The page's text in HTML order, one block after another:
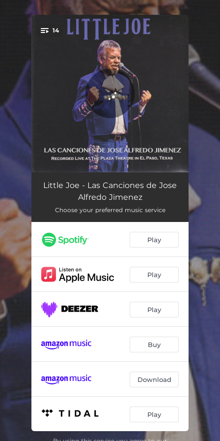
You're all set!
14
Introduction - Live 08:53
La Traicionera - Live
Pa' Todo el Año - Live 03:56
La Bola Negra - Live 03:36
Ni el Dinero Ni Nada - Live 04:12
Paloma Querida - Live 04:16
Cuatro Caminos - Live 03:41
Los Compadres: Joke 4 - Live 01:16
La Mano de Dios - Live 04:09
Los Compadres: Joke 5 - Live 01:36
La Media Vuelta - Live
Ella - Live 05:26
Little Joe - Las Canciones de Jose
Alfredo Jimenez
Choose your preferred music service
Play
Play
Play
Buy
Download
Play